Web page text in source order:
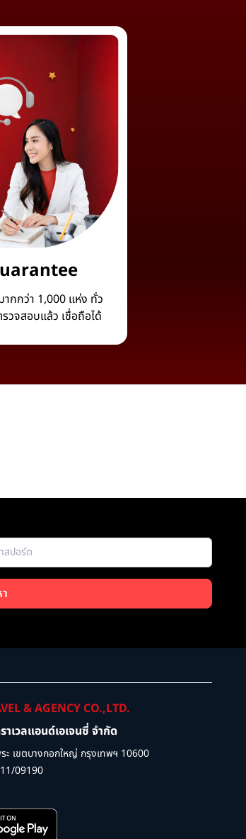
กกว่า 1,000 แห่ง ทั่ว
วจสอบแล้ว เชื่อถือได้
& AGENCY CO.,LTD.
เวลแอนด์เอเจนซี่ จำกัด
เขตบางกอกใหญ่ กรุงเทพฯ 10600
09190